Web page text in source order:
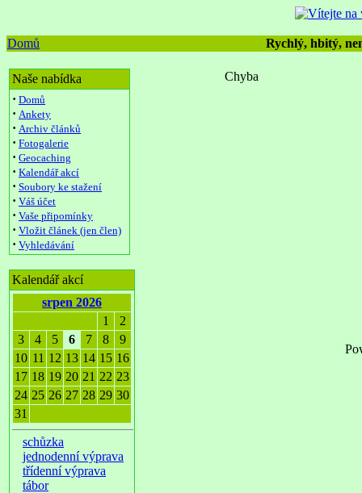
Domů Rychlý, hbitý,
Naše nabídka
· Domů
· Ankety
· Archiv článků
· Fotogalerie
· Geocaching
· Kalendář akcí
· Soubory ke stažení
· Váš účet
· Vaše připomínky
· Vložit článek (jen člen)
· Vyhledávání
Kalendář akcí
srpen 2026
1
2
3
4 5 6 7 8
9
10 11 12 13 14 15 16
17 18 19 20 21 22 23
24 25 26 27 28 29 30
31
schůzka
jednodenní výprava
třídenní výprava
tábor
Chyba